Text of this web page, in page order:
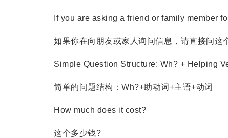
If you are asking a friend or family member
如果你在向朋友或家人询问信息，请直接问这个
Simple Question Structure: Wh? + Helping
简单的问题结构：Wh?+助动词+主语+动词
How much does it cost?
这个多少钱?